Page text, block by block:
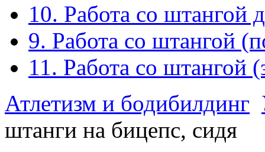
10. Работа со штангой
9. Работа со штангой
11. Работа со штангой
Атлетизм и бодибилдинг
штанги на бицепс, сидя